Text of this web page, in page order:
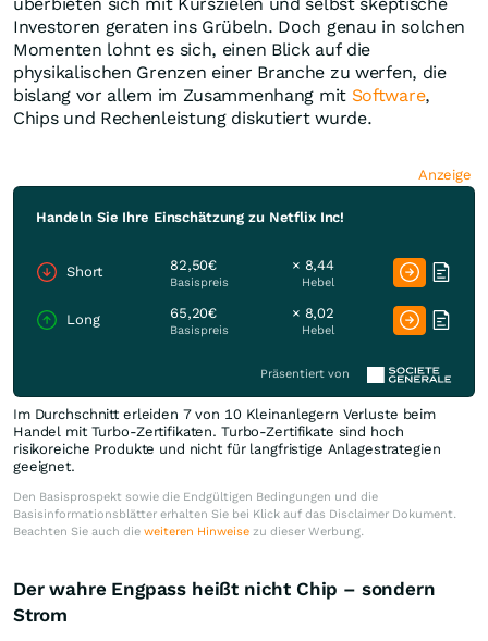
Investoren geraten ins Grübeln. Doch genau in solchen
Momenten lohnt es sich, einen Blick auf die
physikalischen Grenzen einer Branche zu werfen, die
bislang vor allem im Zusammenhang mit Software,
Chips und Rechenleistung diskutiert wurde.
Anzeige
Handeln Sie Ihre Einschätzung zu Netflix Inc!
Short 82,50€
Basispreis
× 8,44
Hebel
Long 65,20€
Basispreis
× 8,02
Hebel
Präsentiert von
Im Durchschnitt erleiden 7 von 10 Kleinanlegern Verluste beim
Handel mit Turbo-Zertifikaten. Turbo-Zertifikate sind hoch
risikoreiche Produkte und nicht für langfristige Anlagestrategien
geeignet.
Den Basisprospekt sowie die Endgültigen Bedingungen und die
Basisinformationsblätter erhalten Sie bei Klick auf das Disclaimer Dokument.
Beachten Sie auch die weiteren Hinweise zu dieser Werbung.
Der wahre Engpass heißt nicht Chip – sondern
Strom